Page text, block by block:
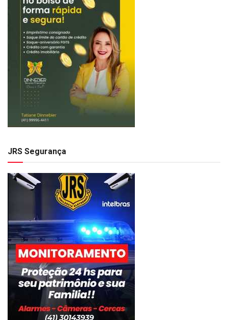
JRS Segurança